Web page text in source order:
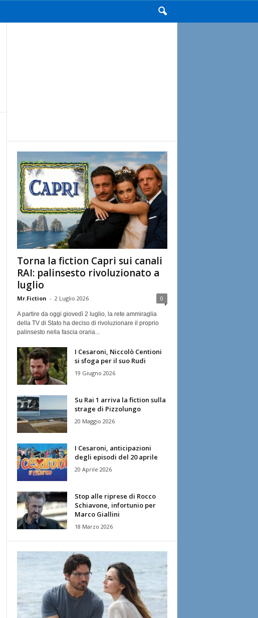
Torna la fiction Capri sui canali
RAI: palinsesto rivoluzionato a
luglio
Mr.Fiction - 2 Luglio 2026 0
A partire da oggi giovedì 2 luglio, la rete ammiraglia
della TV di Stato ha deciso di rivoluzionare il proprio
palinsesto nella fascia oraria...
I Cesaroni, Niccolò Centioni
si sfoga per il suo Rudi
19 Giugno 2026
Su Rai 1 arriva la fiction sulla
strage di Pizzolungo
20 Maggio 2026
I Cesaroni, anticipazioni
degli episodi del 20 aprile
20 Aprile 2026
Stop alle riprese di Rocco
Schiavone, infortunio per
Marco Giallini
18 Marzo 2026